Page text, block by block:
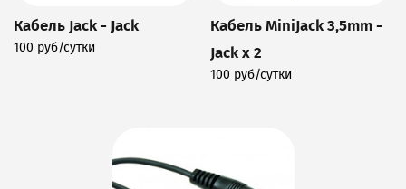
Кабель Jack - Jack
100 руб/сутки
Кабель MiniJack 3,5mm -
Jack x 2
100 руб/сутки